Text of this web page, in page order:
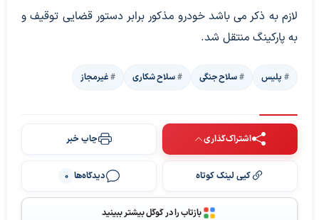
لازم به ذکر می باشد خودرو مذکور برابر دستور قضایی توقیف و
به پارکینگ منتقل شد.
پلیس سلاح جنگی سلاح شکاری غیرمجاز
اشتراک‌گذاری چاپ خبر
کپی لینک کوتاه دیدگاه‌ها 0
بازتاب را در گوگل بیشتر ببینید